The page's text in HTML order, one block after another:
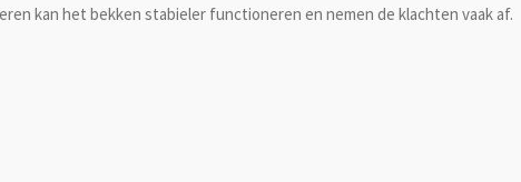
kan het bekken stabieler functioneren en nemen de klachten vaak af.